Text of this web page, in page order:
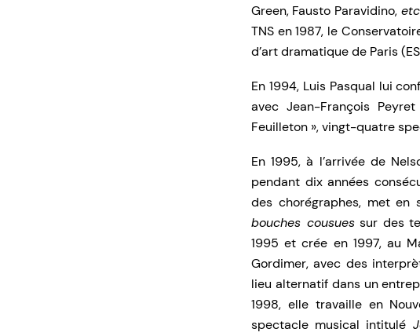
Green, Fausto Paravidino,etc
TNS en 1987, le
d’art dramatique de Paris
En 1994, Luis Pasqual lui
avec Jean-François
Feuilleton », vingt-quatre
En 1995, à l’arrivée de
pendant dix années
des chorégraphes, met
bouches cousuessur des
1995 et crée en 1997, au
Gordimer, avec des
lieu alternatif dans un
1998, elle travaille en
spectacle musical intitulé